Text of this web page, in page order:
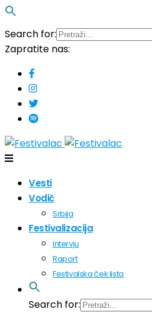
Search for:
Zapratite nas:
Vesti
Vodič
Srbija
Festivalizacija
Intervju
Raport
Festivalska ček lista
Search for: